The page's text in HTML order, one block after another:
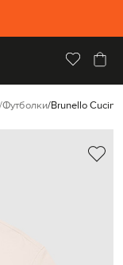
Футболки Brunello